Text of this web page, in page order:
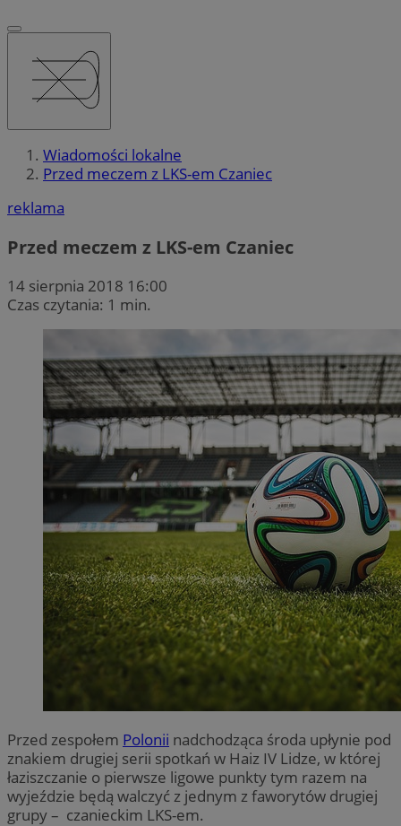
Wiadomości lokalne
Przed meczem z LKS-em Czaniec
reklama
Przed meczem z LKS-em Czaniec
14 sierpnia 2018 16:00
Czas czytania: 1 min.
Przed zespołem Polonii nadchodząca środa upłynie pod
znakiem drugiej serii spotkań w Haiz IV Lidze, w której
łaziszczanie o pierwsze ligowe punkty tym razem na
wyjeździe będą walczyć z jednym z faworytów drugiej
grupy – czanieckim LKS-em.